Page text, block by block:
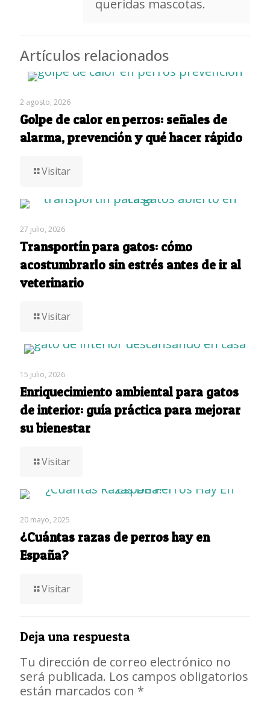
queridas mascotas.
Artículos relacionados
2 agosto, 2026
Golpe de calor en perros: señales de
alarma, prevención y qué hacer rápido
Visitar
27 julio, 2026
Transportín para gatos: cómo
acostumbrarlo sin estrés antes de ir al
veterinario
Visitar
15 julio, 2026
Enriquecimiento ambiental para gatos
de interior: guía práctica para mejorar
su bienestar
Visitar
20 mayo, 2025
¿Cuántas razas de perros hay en
España?
Visitar
Deja una respuesta
Tu dirección de correo electrónico no
será publicada. Los campos obligatorios
están marcados con *